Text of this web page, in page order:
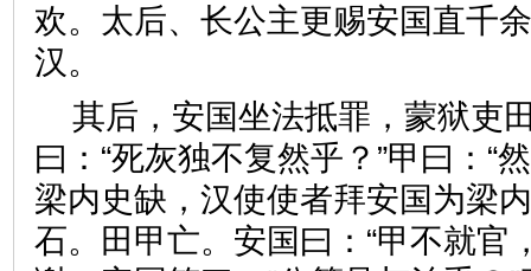
欢。太后、长公主更赐安国直千
汉。
其后，安国坐法抵罪，蒙狱吏
曰：“死灰独不复然乎？”甲曰：“
梁内史缺，汉使使者拜安国为梁
石。田甲亡。安国曰：“甲不就官